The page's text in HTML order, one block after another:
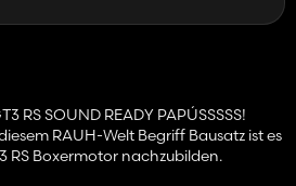
RS SOUND READY PAPÚSSSSS!
RAUH-Welt Begriff Bausatz ist es
RS Boxermotor nachzubilden.